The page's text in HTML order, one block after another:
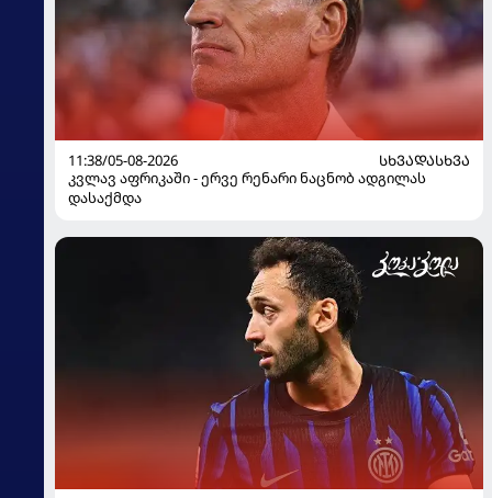
11:38/05-08-2026
ᲡᲮᲕᲐᲓᲐᲡᲮᲕᲐ
კვლავ აფრიკაში - ერვე რენარი ნაცნობ ადგილას
დასაქმდა